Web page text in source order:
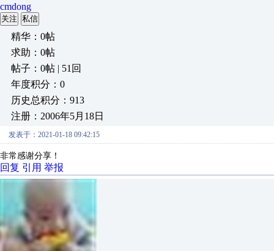
cmdong
关注 私信
精华：0帖
求助：0帖
帖子：0帖 | 51回
年度积分：0
历史总积分：913
注册：2006年5月18日
发表于：2021-01-18 09:42:15
非常感谢分享！
回复 引用 举报